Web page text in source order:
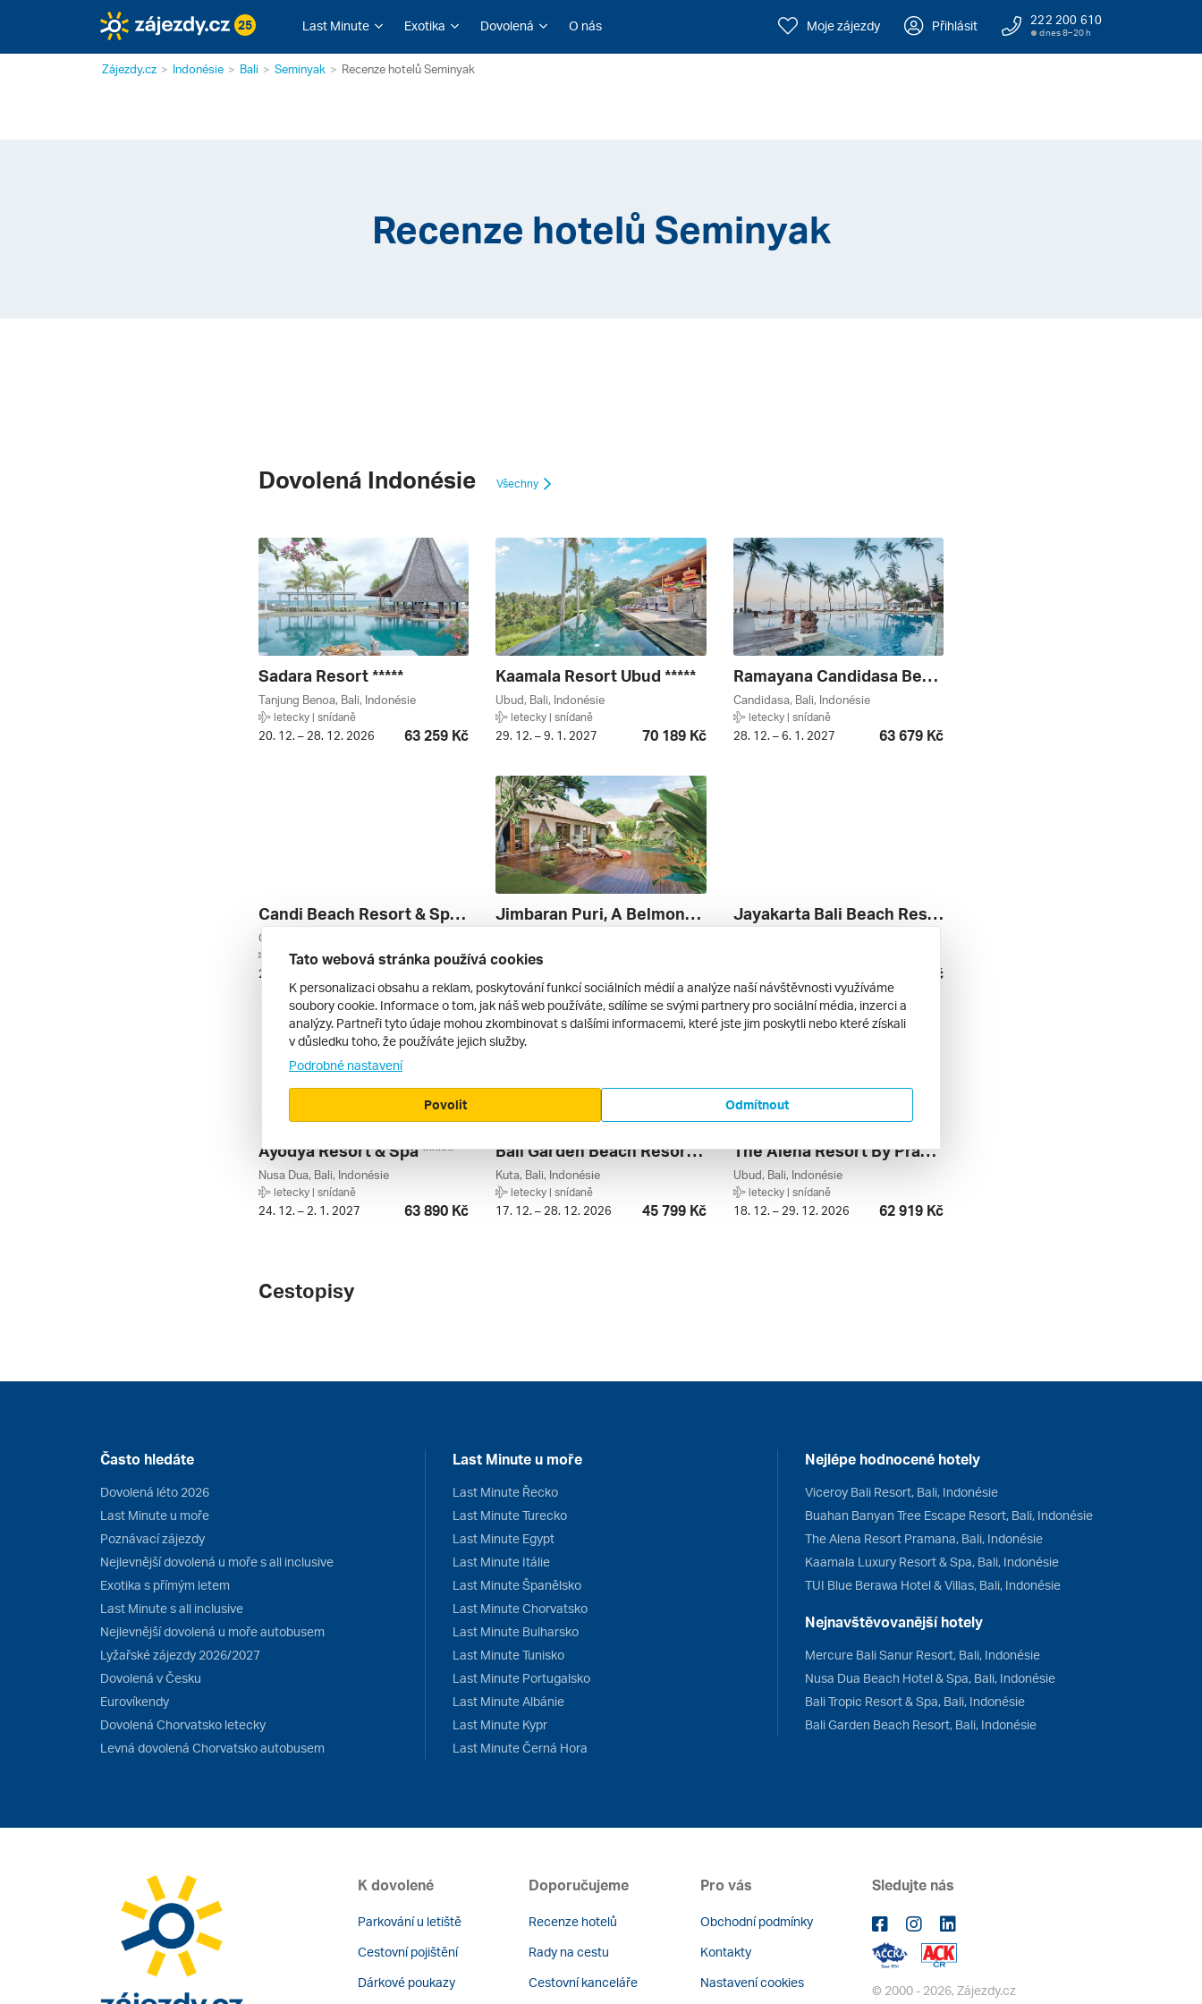
25 Last Minute Exotika Dovolená O nás Moje zájezdy Přihlásit 222 200 610
dnes 8–20 h
Zájezdy.cz Indonésie Bali Seminyak Recenze hotelů Seminyak
Recenze hotelů Seminyak
Dovolená Indonésie Všechny
Sadara Resort *****
Tanjung Benoa, Bali, Indonésie
letecky | snídaně
20. 12. – 28. 12. 2026 63 259 Kč
Kaamala Resort Ubud *****
Ubud, Bali, Indonésie
letecky | snídaně
29. 12. – 9. 1. 2027 70 189 Kč
Ramayana Candidasa Beach Resort ****
Candidasa, Bali, Indonésie
letecky | snídaně
28. 12. – 6. 1. 2027 63 679 Kč
Candi Beach Resort & Spa ****
Candidasa, Bali, Indonésie
letecky | snídaně
29. 12. – 7. 1. 2027 62 899 Kč
Jimbaran Puri, A Belmond Hotel, Bali *****
letecky | snídaně
Jayakarta Bali Beach Resort & Spa ****
62 449 Kč
Ayodya Resort & Spa *****
Nusa Dua, Bali, Indonésie
letecky | snídaně
24. 12. – 2. 1. 2027 63 890 Kč
Bali Garden Beach Resort ****
Kuta, Bali, Indonésie
letecky | snídaně
17. 12. – 28. 12. 2026 45 799 Kč
The Alena Resort By Pramana *****
Ubud, Bali, Indonésie
letecky | snídaně
18. 12. – 29. 12. 2026 62 919 Kč
Cestopisy
Často hledáte
Dovolená léto 2026
Last Minute u moře
Poznávací zájezdy
Nejlevnější dovolená u moře s all inclusive
Exotika s přímým letem
Last Minute s all inclusive
Nejlevnější dovolená u moře autobusem
Lyžařské zájezdy 2026/2027
Dovolená v Česku
Eurovíkendy
Dovolená Chorvatsko letecky
Levná dovolená Chorvatsko autobusem
Last Minute u moře
Last Minute Řecko
Last Minute Turecko
Last Minute Egypt
Last Minute Itálie
Last Minute Španělsko
Last Minute Chorvatsko
Last Minute Bulharsko
Last Minute Tunisko
Last Minute Portugalsko
Last Minute Albánie
Last Minute Kypr
Last Minute Černá Hora
Nejlépe hodnocené hotely
Viceroy Bali Resort, Bali, Indonésie
Buahan Banyan Tree Escape Resort, Bali, Indonésie
The Alena Resort Pramana, Bali, Indonésie
Kaamala Luxury Resort & Spa, Bali, Indonésie
TUI Blue Berawa Hotel & Villas, Bali, Indonésie
Nejnavštěvovanější hotely
Mercure Bali Sanur Resort, Bali, Indonésie
Nusa Dua Beach Hotel & Spa, Bali, Indonésie
Bali Tropic Resort & Spa, Bali, Indonésie
Bali Garden Beach Resort, Bali, Indonésie
K dovolené
Parkování u letiště
Cestovní pojištění
Dárkové poukazy
Doporučujeme
Recenze hotelů
Rady na cestu
Cestovní kanceláře
Pro vás
Obchodní podmínky
Kontakty
Nastavení cookies
Sledujte nás
© 2000 - 2026, Zájezdy.cz
Tato webová stránka používá cookies
K personalizaci obsahu a reklam, poskytování funkcí sociálních médií a analýze naší návštěvnosti využíváme
soubory cookie. Informace o tom, jak náš web používáte, sdílíme se svými partnery pro sociální média, inzerci a
analýzy. Partneři tyto údaje mohou zkombinovat s dalšími informacemi, které jste jim poskytli nebo které získali
v důsledku toho, že používáte jejich služby.
Podrobné nastavení
Odmítnout
Povolit